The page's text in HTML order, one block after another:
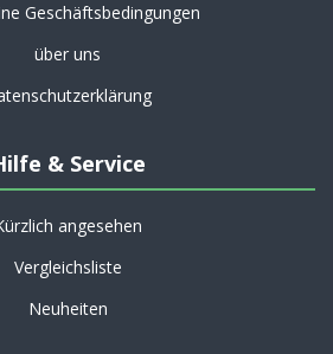
Geschäftsbedingungen
über uns
& Service
angesehen
Vergleichsliste
Neuheiten